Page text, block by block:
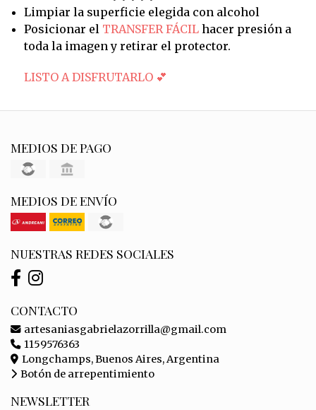
Limpiar la superficie elegida con alcohol
Posicionar el TRANSFER FÁCILhacer presión a
toda la imagen y retirar el protector.
LISTO A DISFRUTARLO 💕
MEDIOS DE PAGO
MEDIOS DE ENVÍO
NUESTRAS REDES SOCIALES
CONTACTO
artesaniasgabrielazorrilla@gmail.com
1159576363
Longchamps, Buenos Aires, Argentina
Botón de arrepentimiento
NEWSLETTER